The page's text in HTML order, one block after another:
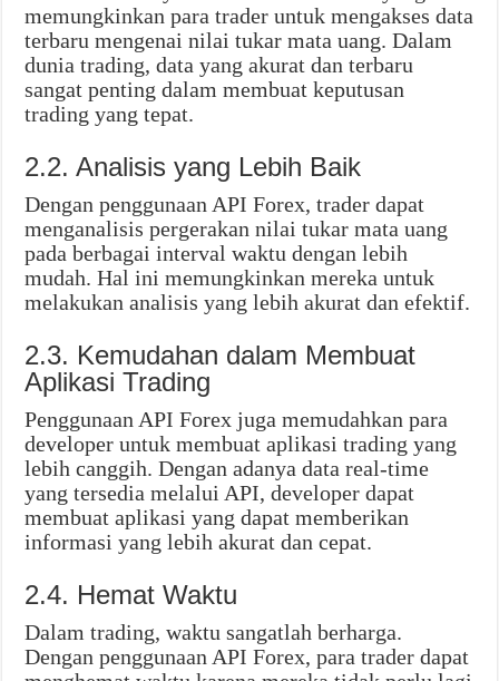
memungkinkan para trader untuk mengakses data
terbaru mengenai nilai tukar mata uang. Dalam
dunia trading, data yang akurat dan terbaru
sangat penting dalam membuat keputusan
trading yang tepat.
2.2. Analisis yang Lebih Baik
Dengan penggunaan API Forex, trader dapat
menganalisis pergerakan nilai tukar mata uang
pada berbagai interval waktu dengan lebih
mudah. Hal ini memungkinkan mereka untuk
melakukan analisis yang lebih akurat dan efektif.
2.3. Kemudahan dalam Membuat
Aplikasi Trading
Penggunaan API Forex juga memudahkan para
developer untuk membuat aplikasi trading yang
lebih canggih. Dengan adanya data real-time
yang tersedia melalui API, developer dapat
membuat aplikasi yang dapat memberikan
informasi yang lebih akurat dan cepat.
2.4. Hemat Waktu
Dalam trading, waktu sangatlah berharga.
Dengan penggunaan API Forex, para trader dapat